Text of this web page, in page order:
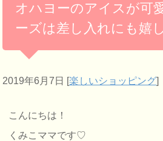
オハヨーのアイスが可
ーズは差し入れにも嬉
2019年6月7日 [楽しいショッピング]
こんにちは！
くみこママです♡